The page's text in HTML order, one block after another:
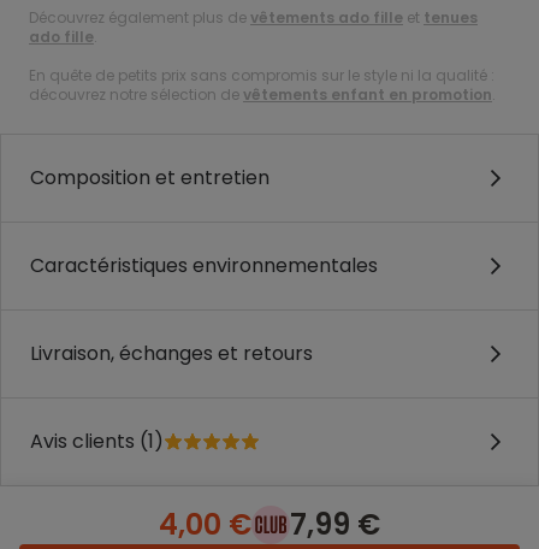
Découvrez également plus devêtements ado fille et tenues
ado fille.
En quête de petits prix sans compromis sur le style ni la qualité :
découvrez notre sélection devêtements enfant en promotion.
Composition et entretien
Caractéristiques environnementales
Livraison, échanges et retours
Avis clients (1)
4,00 € 7,99 €